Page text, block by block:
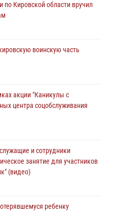
подозреваемого в грабеже
войск
национальной гвардии
по Кировской области вручил
воинскую часть
акции "Каникулы с
центра соцобслуживания
и сотрудники
занятие для участников
(видео)
ребенку